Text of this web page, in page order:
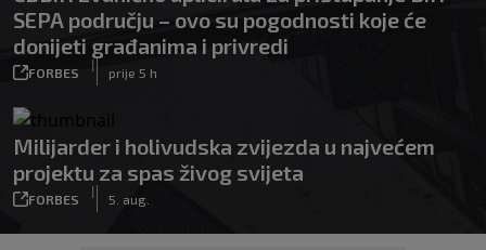
SEPA području – ovo su pogodnosti koje će
donijeti građanima i privredi
FORBES
|
prije 5 h
Milijarder i holivudska zvijezda u najvećem
projektu za spas živog svijeta
FORBES
|
5. aug.